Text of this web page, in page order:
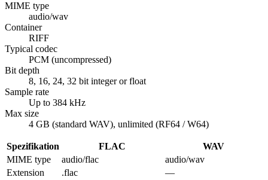
MIME type
audio/wav
Container
RIFF
Typical codec
PCM (uncompressed)
Bit depth
8, 16, 24, 32 bit integer or float
Sample rate
Up to 384 kHz
Max size
4 GB (standard WAV), unlimited (RF64 / W64)
Spezifikation FLAC
WAV
MIME type
audio/flac
audio/wav
Extension
.flac —